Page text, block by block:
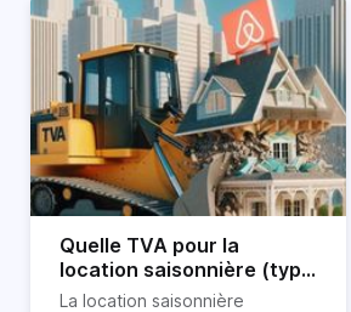
Quelle TVA pour la
location saisonnière (type
airbnb) ?
La location saisonnière